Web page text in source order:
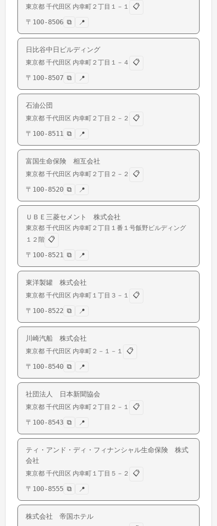
東京都 千代田区 内幸町 ２丁目１－１
📋
〒 100-8506 ⧉ 📍
日比谷中日ビルディング
東京都 千代田区 内幸町 ２丁目１－４
📋
〒 100-8507 ⧉ 📍
石油公団
東京都 千代田区 内幸町 ２丁目２－２
📋
〒 100-8511 ⧉ 📍
富国生命保険 相互会社
東京都 千代田区 内幸町 ２丁目２－２
📋
〒 100-8520 ⧉ 📍
ＵＢＥ三菱セメント 株式会社
東京都 千代田区 内幸町 ２丁目１番１号飯野ビルディング
１２階 📋
〒 100-8521 ⧉ 📍
東洋製罐 株式会社
東京都 千代田区 内幸町 １丁目３－１
📋
〒 100-8522 ⧉ 📍
川崎汽船 株式会社
東京都 千代田区 内幸町 ２－１－１
📋
〒 100-8540 ⧉ 📍
社団法人 日本新聞協会
東京都 千代田区 内幸町 ２丁目２－１
📋
〒 100-8543 ⧉ 📍
ティ・アンド・ディ・フィナンシャル生命保険 株式
会社
東京都 千代田区 内幸町 １丁目５－２
📋
〒 100-8555 ⧉ 📍
株式会社 帝国ホテル